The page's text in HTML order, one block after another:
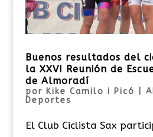
Buenos resultados del
la XXVI Reunión de
de Almoradí
por Kike Camilo i Picó
Deportes
El Club Ciclista Sax